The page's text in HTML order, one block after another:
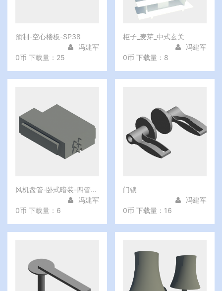
预制-空心楼板-SP38
冯建军
0币 下载量：25
柜子_麦芽_中式玄关
冯建军
0币 下载量：8
风机盘管-卧式暗装-四管式-背部回风-右接
冯建军
0币 下载量：6
门锁
冯建军
0币 下载量：16